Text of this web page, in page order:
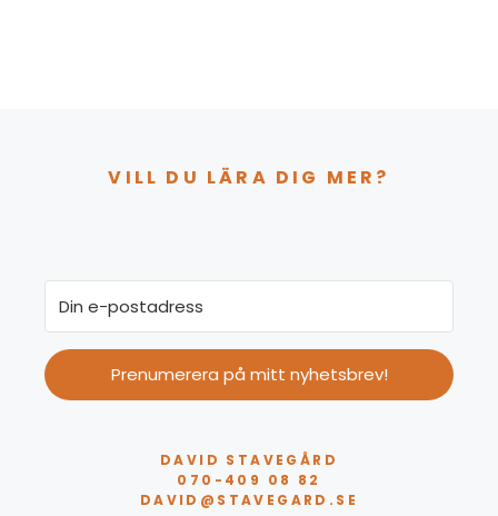
VILL DU LÄRA DIG MER?
Prenumerera på mitt nyhetsbrev!
DAVID STAVEGÅRD
070-409 08 82
DAVID@STAVEGARD.SE